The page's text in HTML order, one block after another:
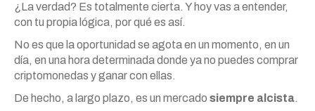
¿La verdad? Es totalmente cierta. Y hoy vas a entender,
con tu propia lógica, por qué es así.
No es que la oportunidad se agota en un momento, en un
día, en una hora determinada donde ya no puedes comprar
criptomonedas y ganar con ellas.
De hecho, a largo plazo, es un mercado siempre alcista.